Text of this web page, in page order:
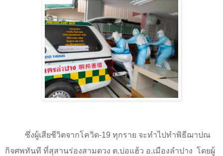
ซึ่งผู้เสียชีวิตจากโควิด-19 ทุกราย จะทำไปทำพิธีฌาปณ
กิจศพทันที ที่สุสานร่องสามดวง ต.บ่อแฮ้ว อ.เมืองลำปาง โดยผู้